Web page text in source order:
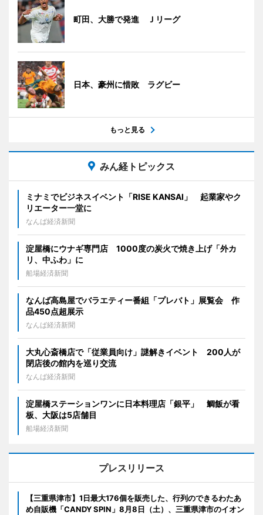
町田、大勝で発進 Ｊリーグ
日本、豪州に惜敗 ラグビー
もっと見る
みん経トピックス
ミナミでビジネスイベント「RISE KANSAI」 起業家やク
リエーター一堂に
なんば経済新聞
淀屋橋にウナギ専門店 1000度の炭火で焼き上げ「外カ
リ、中ふわ」に
船場経済新聞
なんば高島屋でバラエティー番組「プレバト」展覧会 作
品450点超展示
なんば経済新聞
大丸心斎橋店で「従業員向け」謎解きイベント 200人が
閉店後の館内を巡り交流
なんば経済新聞
淀屋橋ステーションワンに日本料理店「銀平」 鯛飯が看
板、大阪は5店舗目
船場経済新聞
プレスリリース
【三重県津市】1日最大176個を販売した、行列のできるわたあ
め自販機「CANDY SPIN」8月8日（土）、三重県津市のイオン